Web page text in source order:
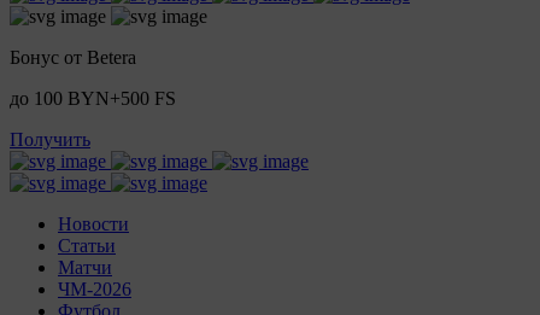
Бонус от Betera
до 100 BYN+500 FS
Получить
Новости
Статьи
Матчи
ЧМ-2026
Футбол